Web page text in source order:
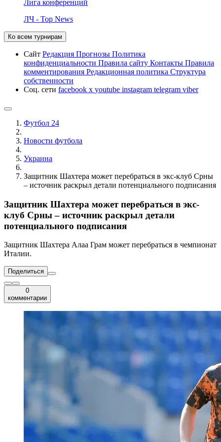
Лига конференций
ЛЧ - Top News
Ко всем турнирам
Сайт Редакция Прогнозы Политика
конфиденциальности Правила сайту Контакты Правила
комментирования Редакционная политика Структура
собственности
Соц. сети facebook x youtube instagram telegram viber
Футбол 24
Новости футбола
Украина
Защитник Шахтера может перебраться в экс-клуб Срны
– источник раскрыл детали потенциального подписания
Защитник Шахтера может перебраться в экс-
клуб Срны – источник раскрыл детали
потенциального подписания
Защитник Шахтера Алаа Грам может перебраться в чемпионат
Италии.
Поделиться
0
комментарии